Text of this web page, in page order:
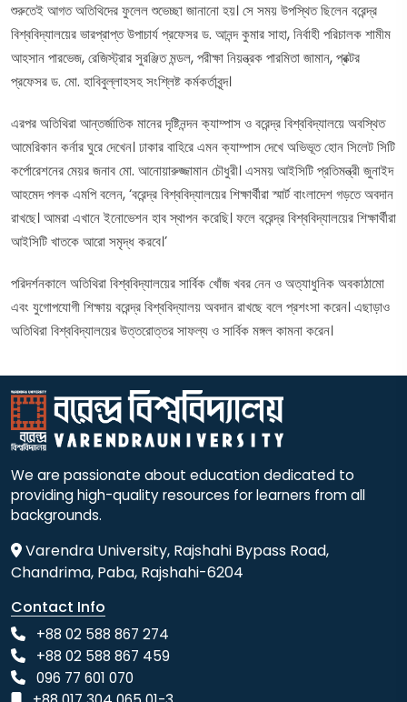
শুরুতেই আগত অতিথিদের ফুলেল শুভেচ্ছা জানানো হয়। সে সময় উপস্থিত ছিলেন বরেন্দ্র
বিশ্ববিদ্যালয়ের ভারপ্রাপ্ত উপাচার্য প্রফেসর ড. আনন্দ কুমার সাহা, নির্বাহী পরিচালক শামীম
আহসান পারভেজ, রেজিস্ট্রার সুরঞ্জিত মন্ডল, পরীক্ষা নিয়ন্ত্রক পারমিতা জামান, প্রক্টর
প্রফেসর ড. মো. হাবিবুল্লাহসহ সংশ্লিষ্ট কর্মকর্তাবৃন্দ।
এরপর অতিথিরা আন্তর্জাতিক মানের দৃষ্টিনন্দন ক্যাম্পাস ও বরেন্দ্র বিশ্ববিদ্যালয়ে অবস্থিত
আমেরিকান কর্নার ঘুরে দেখেন। ঢাকার বাহিরে এমন ক্যাম্পাস দেখে অভিভূত হোন সিলেট সিটি
কর্পোরেশনের মেয়র জনাব মো. আনোয়ারুজ্জামান চৌধুরী। এসময় আইসিটি প্রতিমন্ত্রী জুনাইদ
আহমেদ পলক এমপি বলেন, ‘বরেন্দ্র বিশ্ববিদ্যালয়ের শিক্ষার্থীরা স্মার্ট বাংলাদেশ গড়তে অবদান
রাখছে। আমরা এখানে ইনোভেশন হাব স্থাপন করেছি। ফলে বরেন্দ্র বিশ্ববিদ্যালয়ের শিক্ষার্থীরা
আইসিটি খাতকে আরো সমৃদ্ধ করবে।’
পরিদর্শনকালে অতিথিরা বিশ্ববিদ্যালয়ের সার্বিক খোঁজ খবর নেন ও অত্যাধুনিক অবকাঠামো
এবং যুগোপযোগী শিক্ষায় বরেন্দ্র বিশ্ববিদ্যালয় অবদান রাখছে বলে প্রশংসা করেন। এছাড়াও
অতিথিরা বিশ্ববিদ্যালয়ের উত্তরোত্তর সাফল্য ও সার্বিক মঙ্গল কামনা করেন।
We are passionate about education dedicated to
providing high-quality resources for learners from all
backgrounds.
Varendra University, Rajshahi Bypass Road,
Chandrima, Paba, Rajshahi-6204
Contact Info
+88 02 588 867 274
+88 02 588 867 459
096 77 601 070